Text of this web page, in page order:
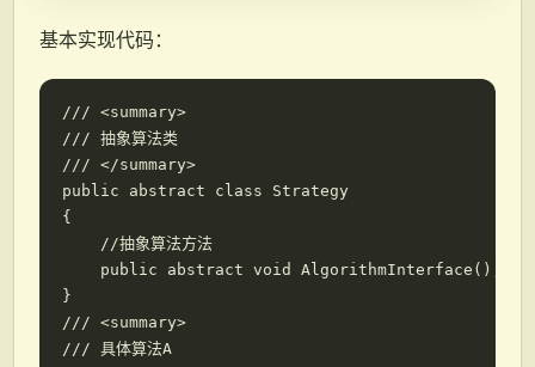
基本实现代码：
/// <summary>
/// 抽象算法类
/// </summary>
public abstract class Strategy
{
    //抽象算法方法
    public abstract void AlgorithmInterface();
}
/// <summary>
/// 具体算法A